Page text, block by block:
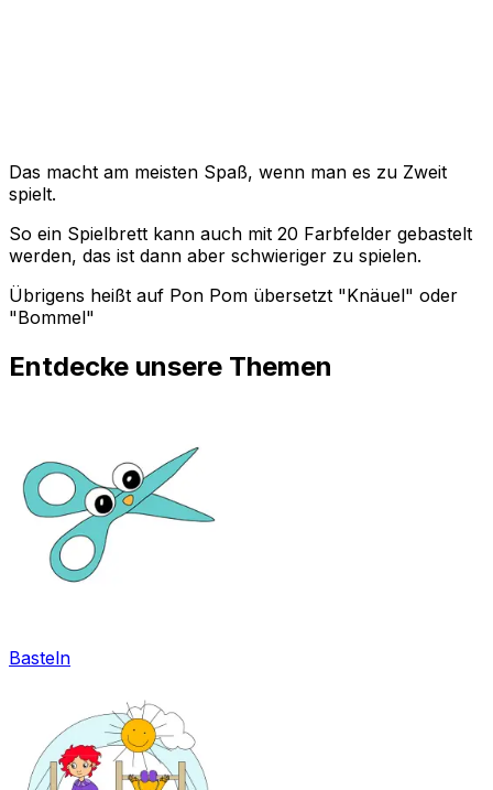
Das macht am meisten Spaß, wenn man es zu Zweit
spielt.
So ein Spielbrett kann auch mit 20 Farbfelder gebastelt
werden, das ist dann aber schwieriger zu spielen.
Übrigens heißt auf Pon Pom übersetzt "Knäuel" oder
"Bommel"
Entdecke unsere Themen
Basteln